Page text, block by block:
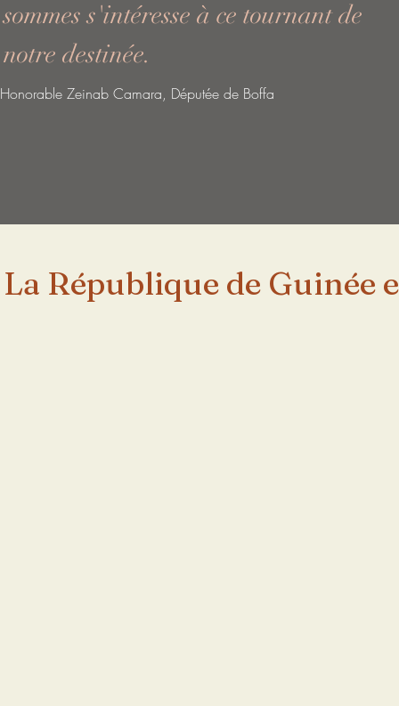
sommes s'intéresse à ce tournant de
notre destinée.
Honorable Zeinab Camara, Députée de Boffa
La République de Guinée